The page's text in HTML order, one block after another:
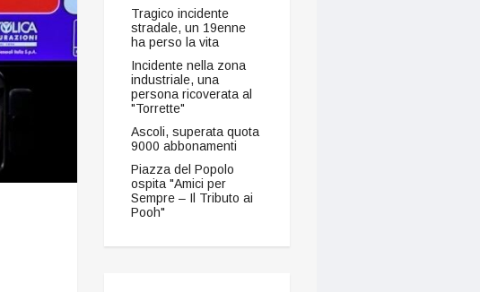
Tragico incidente
stradale, un 19enne
ha perso la vita
Incidente nella zona
industriale, una
persona ricoverata al
"Torrette"
Ascoli, superata quota
9000 abbonamenti
Piazza del Popolo
ospita "Amici per
Sempre – Il Tributo ai
Pooh"